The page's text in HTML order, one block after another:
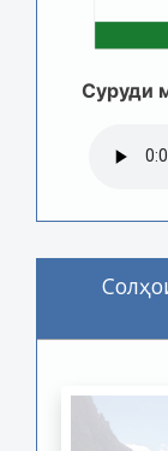
Суруди